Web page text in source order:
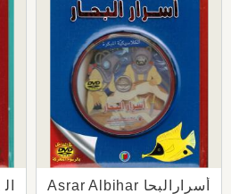
Asrar Albihar أسرارالبحا